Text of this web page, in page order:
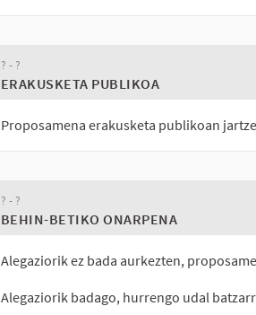
? - ?
ERAKUSKETA PUBLIKOA
Proposamena erakusketa publikoan
? - ?
BEHIN-BETIKO ONARPENA
Alegaziorik ez bada aurkezten,
Alegaziorik badago, hurrengo udal